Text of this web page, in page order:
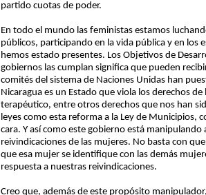
partido cuotas de poder.
En todo el mundo las feministas estamos
públicos, participando en la vida pública y en los
hemos estado presentes. Los Objetivos de
gobiernos las cumplan significa que pueden
comités del sistema de Naciones Unidas han
Nicaragua es un Estado que viola los derechos
terapéutico, entre otros derechos que nos han
leyes como esta reforma a la Ley de Municipios,
cara. Y así como este gobierno está
reivindicaciones de las mujeres. No basta con
que esa mujer se identifique con las demás
respuesta a nuestras reivindicaciones.
Creo que, además de este propósito